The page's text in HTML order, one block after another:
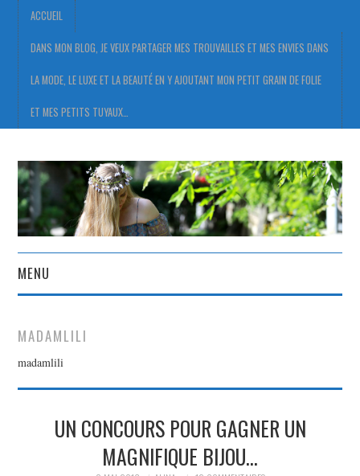
ACCUEIL
DANS MON BLOG, JE VEUX PARTAGER MES TROUVAILLES ET MES ENVIES DANS
LA MODE, LE LUXE ET LA BEAUTÉ EN Y AJOUTANT MON PETIT GRAIN DE FOLIE
ET MES PETITS TUYAUX…
MENU
DANS MON BLOG, JE VEUX
PARTAGER MES
TROUVAILLES ET MES
MADAMLILI
madamlili
UN CONCOURS POUR GAGNER UN
MAGNIFIQUE BIJOU…